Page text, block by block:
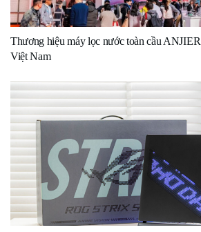
Thương hiệu máy lọc nước toàn cầu
Việt Nam